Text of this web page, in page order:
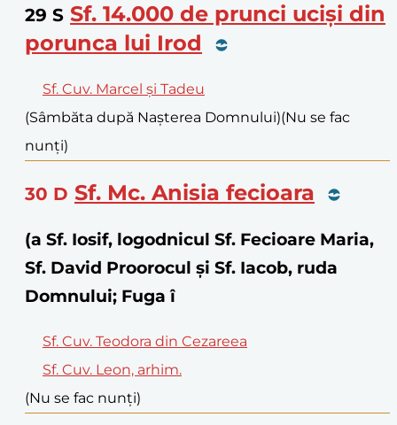
29 S Sf. 14.000 de prunci uciși din
porunca lui Irod
Sf. Cuv. Marcel și Tadeu
(Sâmbăta după Nașterea Domnului)(Nu se fac
nunți)
30 D Sf. Mc. Anisia fecioara
(a Sf. Iosif, logodnicul Sf. Fecioare Maria,
Sf. David Proorocul și Sf. Iacob, ruda
Domnului; Fuga î
Sf. Cuv. Teodora din Cezareea
Sf. Cuv. Leon, arhim.
(Nu se fac nunți)